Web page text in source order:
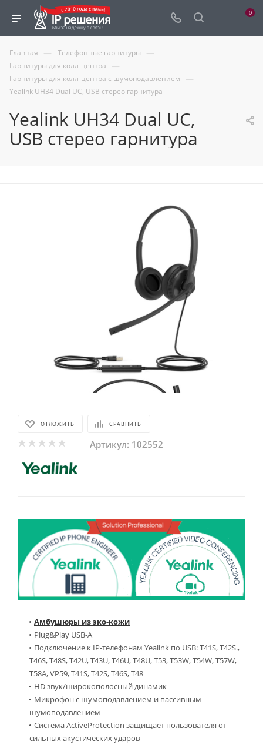
0
Главная — Телефонные гарнитуры —
Гарнитуры для колл-центра —
Гарнитуры для колл-центра с шумоподавлением —
Yealink UH34 Dual UC, USB стерео гарнитура
Yealink UH34 Dual UC,
USB стерео гарнитура
ОТЛОЖИТЬ СРАВНИТЬ
Артикул: 102552
Амбушюры из эко-кожи
Plug&Play USB-A
Подключение к IP-телефонам Yealink по USB: T41S, T42S.,
T46S, T48S, T42U, T43U, T46U, T48U, T53, T53W, T54W, T57W,
T58A, VP59, T41S, T42S, T46S, T48
HD звук/широкополосный динамик
Микрофон с шумоподавлением и пассивным
шумоподавлением
Система ActiveProtection защищает пользователя от
сильных акустических ударов